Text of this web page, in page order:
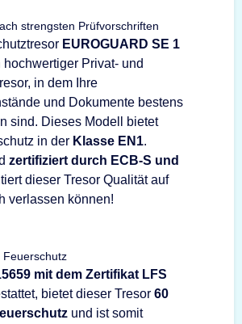
strengsten Prüfvorschriften
EUROGUARD SE 1
hochwertiger Privat- und
in dem Ihre
und Dokumente bestens
sind. Dieses Modell bietet
in der Klasse EN1.
zertifiziert durch ECB-S und
dieser Tresor Qualität auf
verlassen können!
mit dem Zertifikat LFS
bietet dieser Tresor 60
und ist somit